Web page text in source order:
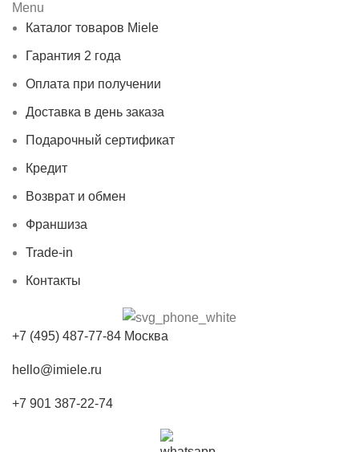
Menu
Каталог товаров Miele
Гарантия 2 года
Оплата при получении
Доставка в день заказа
Подарочный сертификат
Кредит
Возврат и обмен
Франшиза
Trade-in
Контакты
+7 (495) 487-77-84 Москва
hello@imiele.ru
+7 901 387-22-74